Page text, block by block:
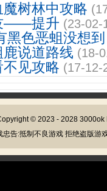
树林中攻略
——提升 (23-02-
黑色恶蛆没想到
说道路线 (18-
见攻略 (17-12-
© 2023 - 2028 3000ok
忠告:抵制不良游戏 拒绝盗版游